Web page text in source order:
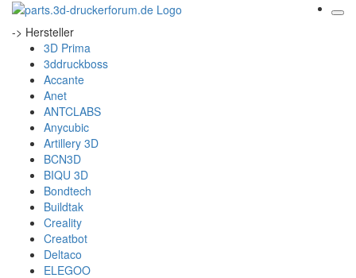
-> Hersteller
3D Prima
3ddruckboss
Accante
Anet
ANTCLABS
Anycubic
Artillery 3D
BCN3D
BIQU 3D
Bondtech
Buildtak
Creality
Creatbot
Deltaco
ELEGOO